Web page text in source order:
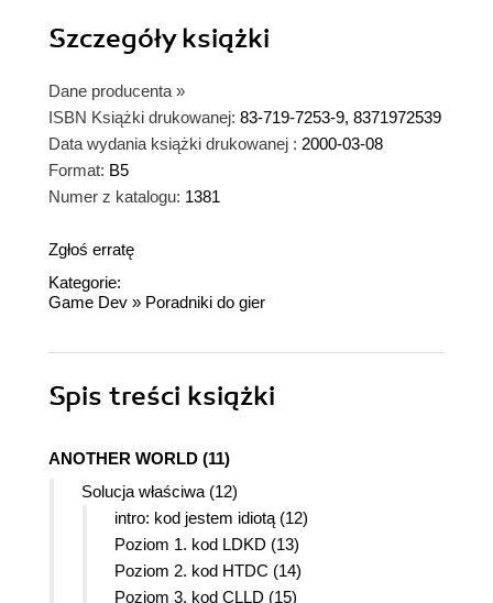
Szczegółyksiążki
Dane producenta »
ISBN Książki drukowanej: 83-719-7253-9, 8371972539
Data wydania książki drukowanej : 2000-03-08
Format: B5
Numer z katalogu: 1381
Zgłoś erratę
Kategorie:
Game Dev » Poradniki do gier
Spis treści książki
ANOTHER WORLD (11)
Solucja właściwa (12)
intro: kod jestem idiotą (12)
Poziom 1. kod LDKD (13)
Poziom 2. kod HTDC (14)
Poziom 3. kod CLLD (15)